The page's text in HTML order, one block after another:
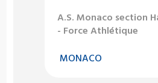
A.S. Monaco section
- Force Athlétique
MONACO